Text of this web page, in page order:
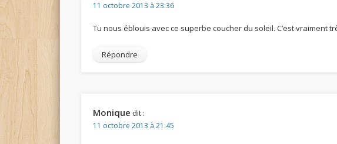
11 octobre 2013 à 23:36
Tu nous éblouis avec ce superbe coucher du soleil. C’est vraiment
Répondre
Monique dit :
11 octobre 2013 à 21:45